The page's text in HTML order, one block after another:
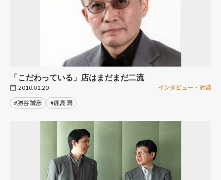
「こだわっている」店はまだまだ二流
2010.01.20 インタビュー・対談
#勝谷 誠彦 #鹿島 潤